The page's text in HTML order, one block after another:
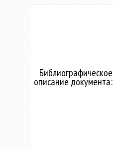
Библиографическое
описание документа: